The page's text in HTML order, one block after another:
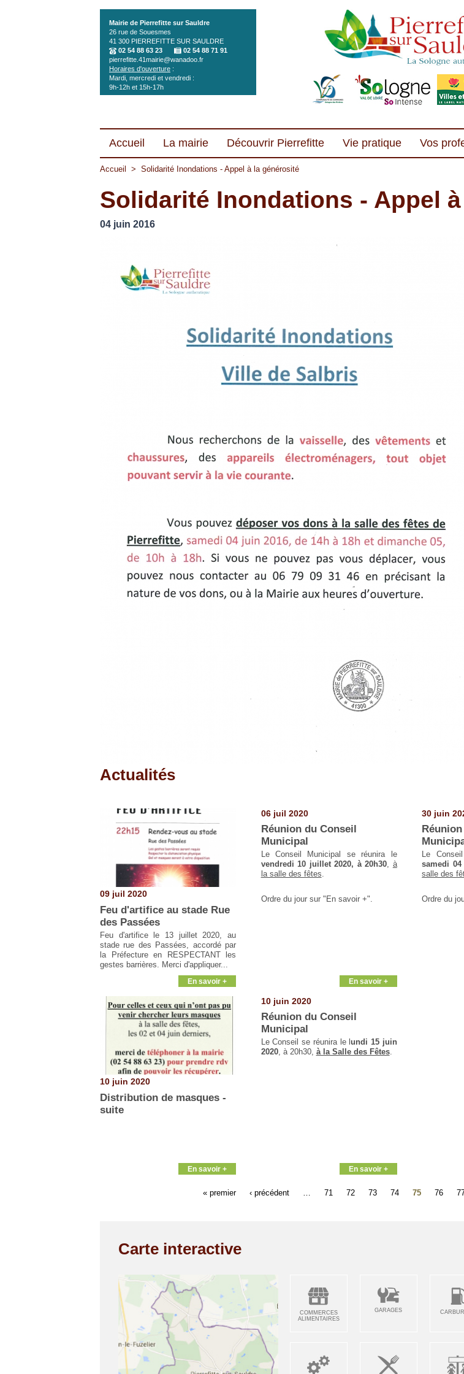
Mairie de Pierrefitte sur Sauldre
26 rue de Souesmes
41 300 PIERREFITTE SUR SAULDRE
02 54 88 63 23
02 54 88 71 91
pierrefitte.41mairie@wanadoo.fr
Horaires d'ouverture :
Mardi, mercredi et vendredi :
9h-12h et 15h-17h
Accueil La mairie Découvrir Pierrefitte Vie pratique Vos
Accueil > Solidarité Inondations - Appel à la générosité
Solidarité Inondations - Appel
04 juin 2016
Actualités
09 juil 2020
Feu d'artifice au stade Rue
des Passées
Feu d'artifice le 13 juillet 2020, au
stade rue des Passées, accordé par
la Préfecture en RESPECTANT les
gestes barrières. Merci d'appliquer...
En savoir +
06 juil 2020
Réunion du Conseil
Municipal
Le Conseil Municipal se réunira le
vendredi 10 juillet 2020, à 20h30, à
la salle des fêtes.
Ordre du jour sur "En savoir +".
En savoir +
30 juin
Le
samedi
salle des
Ordre du
10 juin 2020
Distribution de masques -
suite
En savoir +
10 juin 2020
Réunion du Conseil
Municipal
Le Conseil se réunira le lundi 15 juin
2020, à 20h30, à la Salle des Fêtes.
En savoir +
Pages
« premier ‹ précédent 71 72 73 74 75 76
Carte interactive
COMMERCES
ALIMENTAIRES
GARAGES